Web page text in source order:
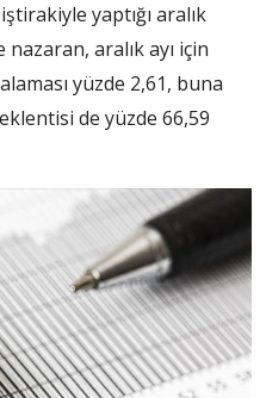
yaptığı aralık
aralık ayı için
yüzde 2,61, buna
de yüzde 66,59